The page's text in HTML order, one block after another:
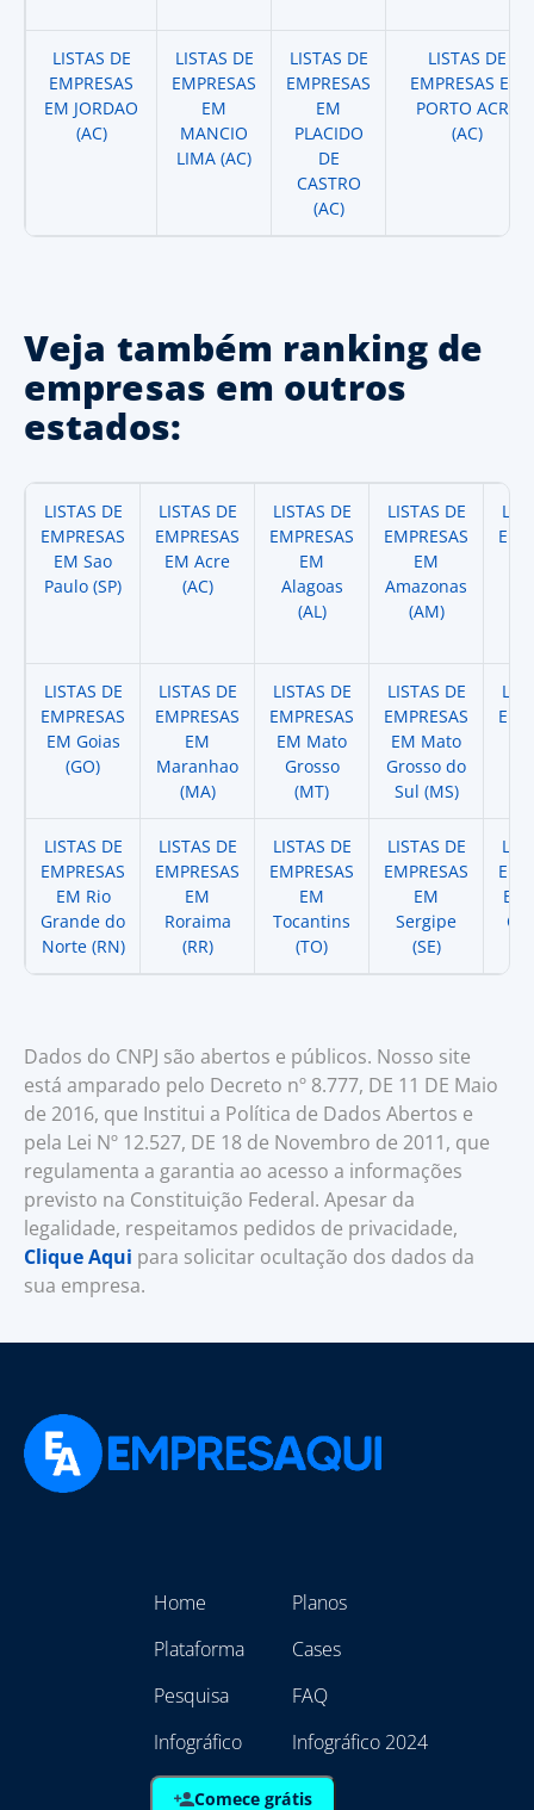
LISTAS DE
EMPRESAS
EM JORDAO
(AC)
LISTAS DE
EMPRESAS
EM
MANCIO
LIMA (AC)
LISTAS DE
EMPRESAS
EM
PLACIDO
DE
CASTRO
(AC)
LISTAS DE
EMPRESAS EM
PORTO ACRE
(AC)
Veja também ranking de
empresas em outros
estados:
LISTAS DE
EMPRESAS
EM Sao
Paulo (SP)
LISTAS DE
EMPRESAS
EM Acre
(AC)
LISTAS DE
EMPRESAS
EM
Alagoas
(AL)
LISTAS DE
EMPRESAS
EM
Amazonas
(AM)
LISTAS DE
EMPRESAS
EM Goias
(GO)
LISTAS DE
EMPRESAS
EM
Maranhao
(MA)
LISTAS DE
EMPRESAS
EM Mato
Grosso
(MT)
LISTAS DE
EMPRESAS
EM Mato
Grosso do
Sul (MS)
LISTAS DE
EMPRESAS
EM Rio
Grande do
Norte (RN)
LISTAS DE
EMPRESAS
EM
Roraima
(RR)
LISTAS DE
EMPRESAS
EM
Tocantins
(TO)
LISTAS DE
EMPRESAS
EM
Sergipe
(SE)
EM
Dados do CNPJ são abertos e públicos. Nosso site
está amparado pelo Decreto nº 8.777, DE 11 DE Maio
de 2016, que Institui a Política de Dados Abertos e
pela Lei Nº 12.527, DE 18 de Novembro de 2011, que
regulamenta a garantia ao acesso a informações
previsto na Constituição Federal. Apesar da
legalidade, respeitamos pedidos de privacidade,
Clique Aqui para solicitar ocultação dos dados da
sua empresa.
Home
Plataforma
Pesquisa
Infográfico
Planos
Cases
FAQ
Infográfico 2024
Comece grátis